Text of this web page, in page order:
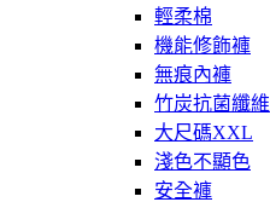
輕柔棉
機能修飾褲
無痕內褲
竹炭抗菌纖維
大尺碼XXL
淺色不顯色
安全褲